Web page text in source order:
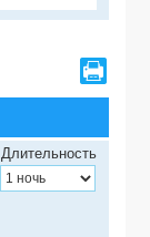
Длительность